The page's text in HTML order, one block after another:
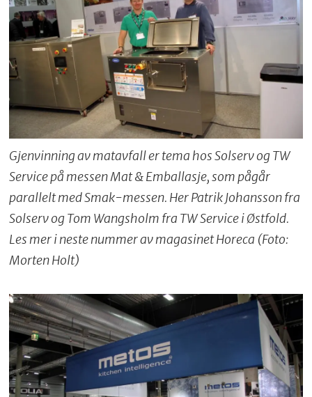
Gjenvinning av matavfall er tema hos Solserv og TW
Service på messen Mat & Emballasje, som pågår
parallelt med Smak-messen. Her Patrik Johansson fra
Solserv og Tom Wangsholm fra TW Service i Østfold.
Les mer i neste nummer av magasinet Horeca (Foto:
Morten Holt)